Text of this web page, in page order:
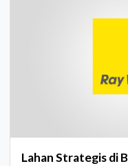
Lahan Strategis di